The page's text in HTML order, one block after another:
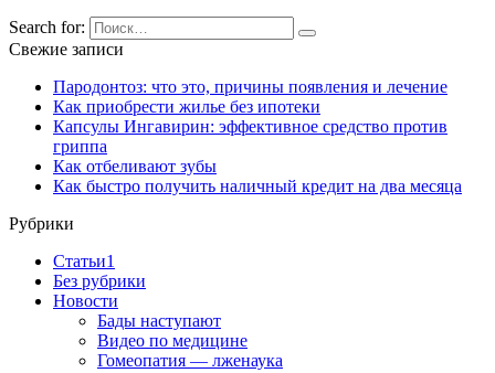
Search for:
Свежие записи
Пародонтоз: что это, причины появления и лечение
Как приобрести жилье без ипотеки
Капсулы Ингавирин: эффективное средство против
гриппа
Как отбеливают зубы
Как быстро получить наличный кредит на два месяца
Рубрики
Cтатьи1
Без рубрики
Новости
Бады наступают
Видео по медицине
Гомеопатия — лженаука